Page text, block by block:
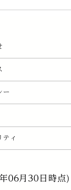
ー
ティ
06月30日時点)